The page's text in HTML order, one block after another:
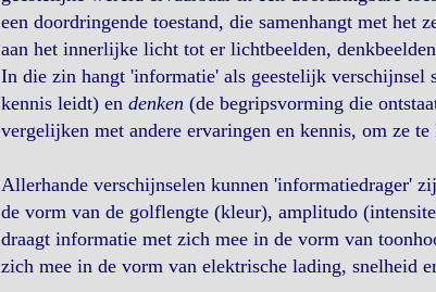
een doordringende toestand, die samenhangt met het
aan het innerlijke licht tot er lichtbeelden,
In die zin hangt 'informatie' als geestelijk verschijnsel
kennis leidt) en denken (de begripsvorming die
vergelijken met andere ervaringen en kennis, om ze te
Allerhande verschijnselen kunnen 'informatiedrager'
de vorm van de golflengte (kleur), amplitudo
draagt informatie met zich mee in de vorm van
zich mee in de vorm van elektrische lading, snelheid